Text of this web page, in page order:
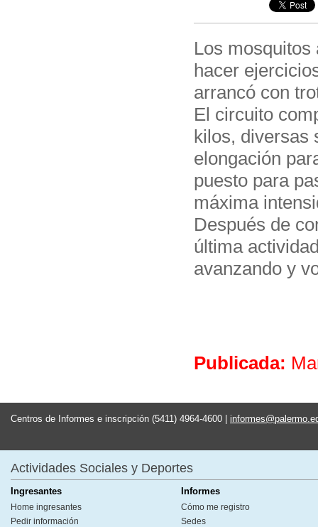
Los mosquitos
hacer
arrancó con
El circuito
kilos, diversas
elongación
puesto para
máxima
Después de
última
avanzando y
Publicada:
Centros de Informes e inscripción (5411) 4964-4600 |
Actividades Sociales y Deportes
Ingresantes
Home ingresantes
Pedir información
Informes
Cómo me registro
Sedes